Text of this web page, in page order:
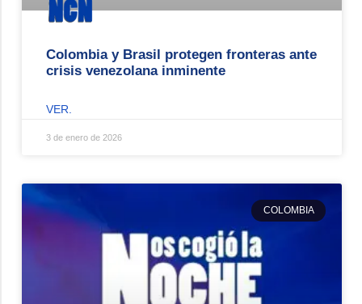
Colombia y Brasil protegen fronteras ante
crisis venezolana inminente
VER.
3 de enero de 2026
COLOMBIA